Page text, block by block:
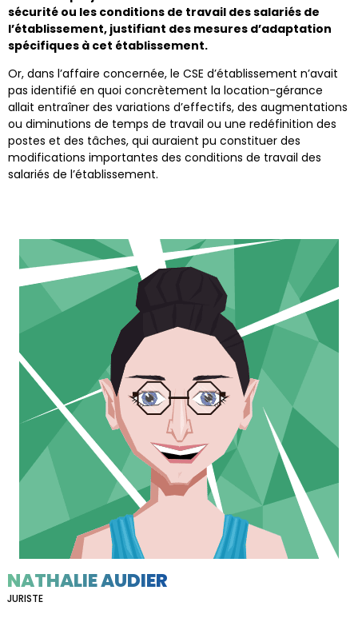
sécurité ou les conditions de travail des salariés de
l’établissement, justifiant des mesures d’adaptation
spécifiques à cet établissement.
Or, dans l’affaire concernée, le CSE d’établissement n’avait
pas identifié en quoi concrètement la location-gérance
allait entraîner des variations d’effectifs, des augmentations
ou diminutions de temps de travail ou une redéfinition des
postes et des tâches, qui auraient pu constituer des
modifications importantes des conditions de travail des
salariés de l’établissement.
NATHALIE AUDIER
JURISTE